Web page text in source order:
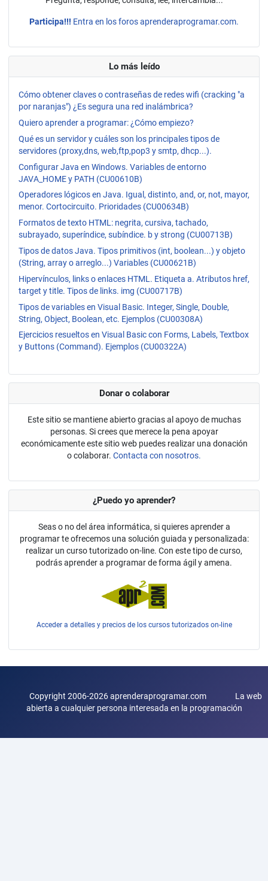
Participa!!! Entra en los foros aprenderaprogramar.com.
Lo más leído
Cómo obtener claves o contraseñas de redes wifi (cracking "a
por naranjas") ¿Es segura una red inalámbrica?
Quiero aprender a programar: ¿Cómo empiezo?
Qué es un servidor y cuáles son los principales tipos de
servidores (proxy,dns, web,ftp,pop3 y smtp, dhcp...).
Configurar Java en Windows. Variables de entorno
JAVA_HOME y PATH (CU00610B)
Operadores lógicos en Java. Igual, distinto, and, or, not, mayor,
menor. Cortocircuito. Prioridades (CU00634B)
Formatos de texto HTML: negrita, cursiva, tachado,
subrayado, superíndice, subíndice. b y strong (CU00713B)
Tipos de datos Java. Tipos primitivos (int, boolean...) y objeto
(String, array o arreglo...) Variables (CU00621B)
Hipervínculos, links o enlaces HTML. Etiqueta a. Atributos href,
target y title. Tipos de links. img (CU00717B)
Tipos de variables en Visual Basic. Integer, Single, Double,
String, Object, Boolean, etc. Ejemplos (CU00308A)
Ejercicios resueltos en Visual Basic con Forms, Labels, Textbox
y Buttons (Command). Ejemplos (CU00322A)
Donar o colaborar
Este sitio se mantiene abierto gracias al apoyo de muchas
personas. Si crees que merece la pena apoyar
económicamente este sitio web puedes realizar una donación
o colaborar. Contacta con nosotros.
¿Puedo yo aprender?
Seas o no del área informática, si quieres aprender a
programar te ofrecemos una solución guiada y personalizada:
realizar un curso tutorizado on-line. Con este tipo de curso,
podrás aprender a programar de forma ágil y amena.
Acceder a detalles y precios de los cursos tutorizados on-line
Copyright 2006-2026 aprenderaprogramar.com La web
abierta a cualquier persona interesada en la programación